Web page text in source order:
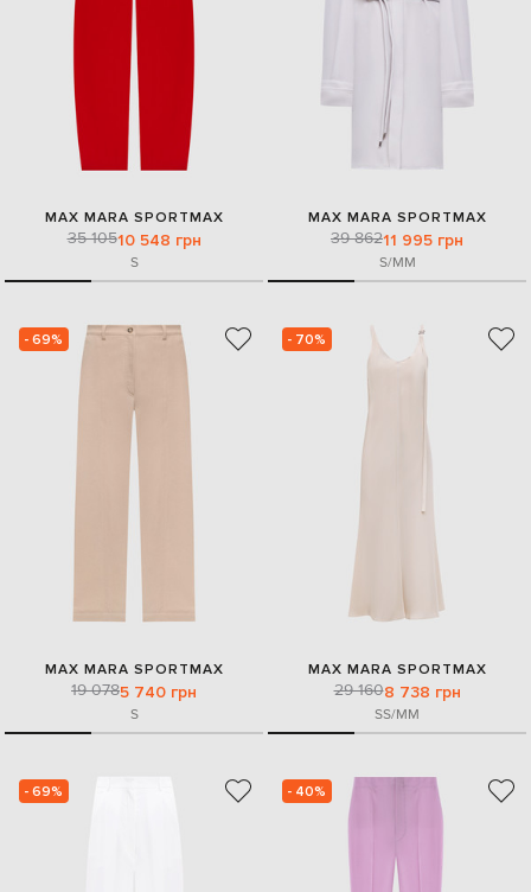
MAX MARA SPORTMAX
35 10510 548 грн
S
MAX MARA SPORTMAX
39 86211 995 грн
S/MM
- 69%
MAX MARA SPORTMAX
19 0785 740 грн
S
- 70%
MAX MARA SPORTMAX
29 1608 738 грн
SS/MM
- 69% - 40%